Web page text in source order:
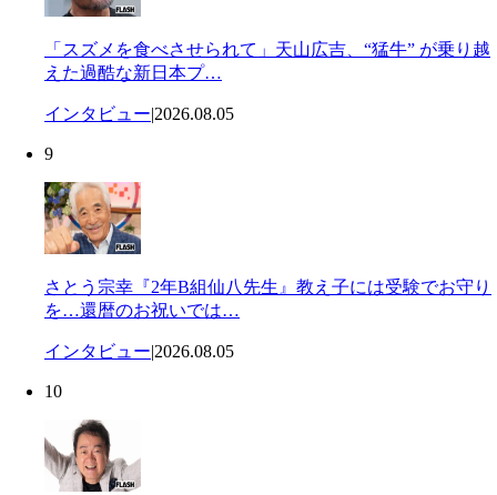
「スズメを食べさせられて」天山広吉、“猛牛” が乗り越
えた過酷な新日本プ…
インタビュー|2026.08.05
9
さとう宗幸『2年B組仙八先生』教え子には受験でお守り
を…還暦のお祝いでは…
インタビュー|2026.08.05
10